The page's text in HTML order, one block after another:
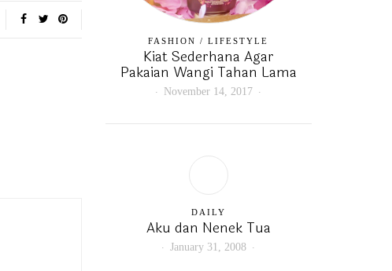
FASHION /LIFESTYLE
Kiat Sederhana Agar
Pakaian Wangi Tahan Lama
November 14, 2017
DAILY
Aku dan Nenek Tua
January 31, 2008